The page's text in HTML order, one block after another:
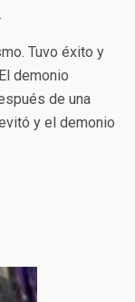
Tuvo éxito y
demonio
de una
y el demonio